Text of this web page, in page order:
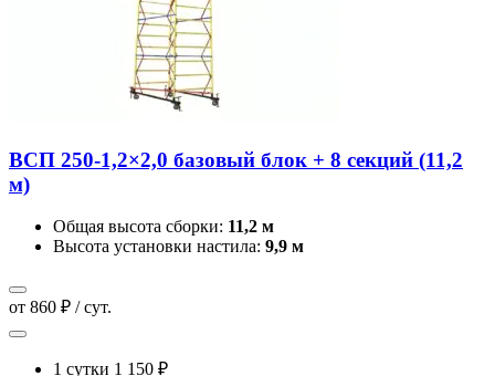
ВСП 250-1,2×2,0 базовый блок + 8 секций (11,2
м)
Общая высота сборки: 11,2 м
Высота установки настила: 9,9 м
от 860 ₽ / сут.
1 сутки 1 150 ₽